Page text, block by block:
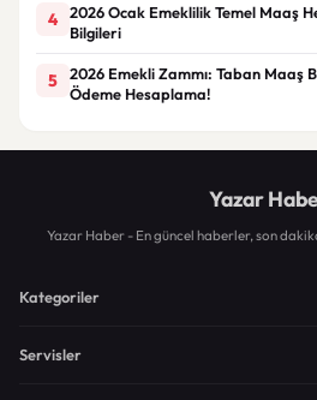
4
2026 Ocak Emeklilik Temel Maaş
Bilgileri
5
2026 Emekli Zammı: Taban Maaş
Ödeme Hesaplama!
Yazar
Yazar Haber - En güncel haberler, son
Kategoriler
Servisler